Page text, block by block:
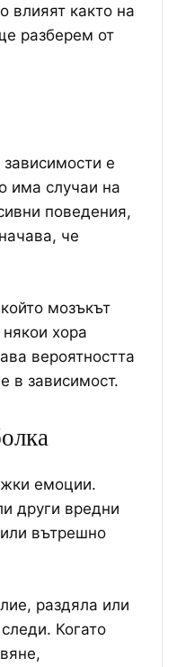
влияят както на
разберем от
е
има случаи на
поведения,
че
мозъкът
хора
вероятността
в зависимост.
емоции.
други вредни
вътрешно
раздяла или
Когато